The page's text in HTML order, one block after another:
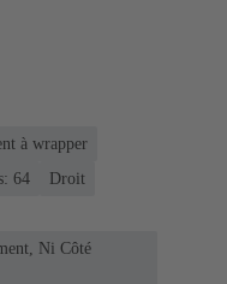
à wrapper
64
Droit
Ni Côté